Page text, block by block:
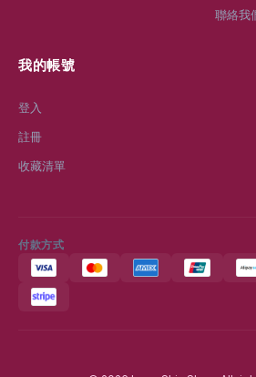
聯絡我
我的帳號
登入
註冊
收藏清單
付款方式